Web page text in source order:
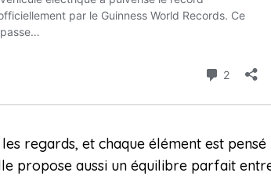
regards, et chaque élément est
propose aussi un équilibre parfait